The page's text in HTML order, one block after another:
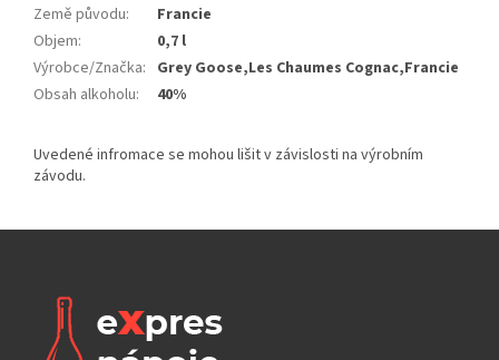
Země původu:
Francie
Objem:
0,7 l
Výrobce/Značka: Grey Goose,Les Chaumes Cognac,Francie
Obsah alkoholu: 40%